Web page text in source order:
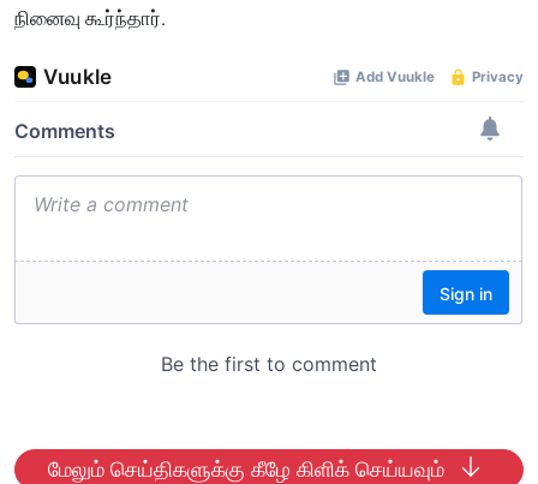
நினைவு கூர்ந்தார்.
மேலும் செய்திகளுக்கு கீழே கிளிக் செய்யவும்